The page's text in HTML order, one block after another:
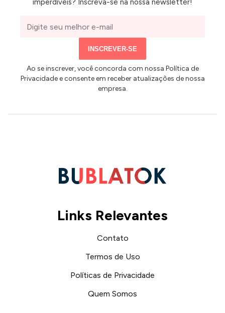
imperdíveis? Inscreva-se na nossa newsletter!
mail
INSCREVER-SE
Ao se inscrever, você concorda com nossa Política de
Privacidade e consente em receber atualizações de nossa
empresa.
Links Relevantes
Contato
Termos de Uso
Políticas de Privacidade
Quem Somos